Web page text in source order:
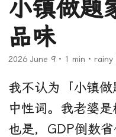
小镇做题
品味
2026 June 9 · 1 min · rainy
我不认为「小镇
中性词。我老婆
也是，GDP倒数